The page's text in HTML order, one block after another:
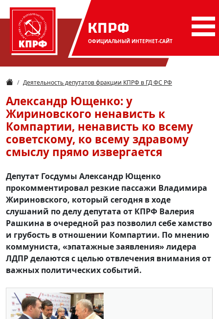
КПРФ
ОФИЦИАЛЬНЫЙ ИНТЕРНЕТ-САЙТ
Деятельность депутатов фракции КПРФ в ГД ФС РФ
Александр Ющенко: у
Жириновского ненависть к
Компартии, ненависть ко всему
советскому, ко всему здравому
смыслу прямо извергается
Депутат Госдумы Александр Ющенко
прокомментировал резкие пассажи Владимира
Жириновского, который сегодня в ходе
слушаний по делу депутата от КПРФ Валерия
Рашкина в очередной раз позволил себе хамство
и грубость в отношении Компартии. По мнению
коммуниста, «эпатажные заявления» лидера
ЛДПР делаются с целью отвлечения внимания от
важных политических событий.